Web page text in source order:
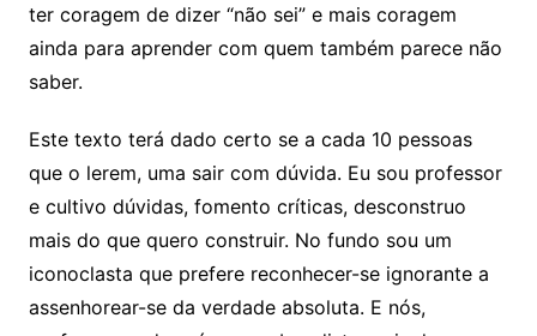
ter coragem de dizer “não sei” e mais coragem
ainda para aprender com quem também parece não
saber.
Este texto terá dado certo se a cada 10 pessoas
que o lerem, uma sair com dúvida. Eu sou professor
e cultivo dúvidas, fomento críticas, desconstruo
mais do que quero construir. No fundo sou um
iconoclasta que prefere reconhecer-se ignorante a
assenhorear-se da verdade absoluta. E nós,